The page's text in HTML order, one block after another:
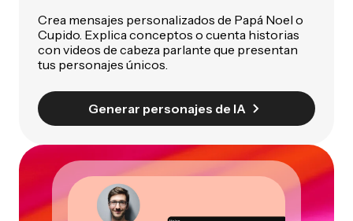
Crea mensajes personalizados de Papá Noel o
Cupido. Explica conceptos o cuenta historias
con videos de cabeza parlante que presentan
tus personajes únicos.
Generar personajes de IA